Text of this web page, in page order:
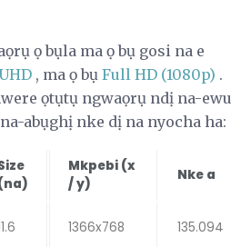
ọ bụla ma ọ bụ gosi na e
, ma ọ bụ Full HD (1080p) .
ọtụtụ ngwaọrụ ndị na-ewu
abụghị nke dị na nyocha ha:
Mkpebi (x
/ y)
Nke a
1366x768 135.094